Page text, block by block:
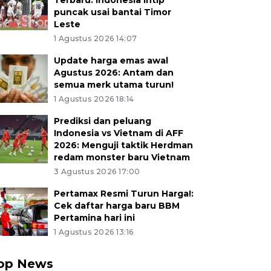
puncak usai bantai Timor
Leste
1 Agustus 2026 14:07
Update harga emas awal
Agustus 2026: Antam dan
semua merk utama turun!
1 Agustus 2026 18:14
Prediksi dan peluang
Indonesia vs Vietnam di AFF
2026: Menguji taktik Herdman
redam monster baru Vietnam
3 Agustus 2026 17:00
Pertamax Resmi Turun Harga!:
Cek daftar harga baru BBM
Pertamina hari ini
1 Agustus 2026 13:16
News